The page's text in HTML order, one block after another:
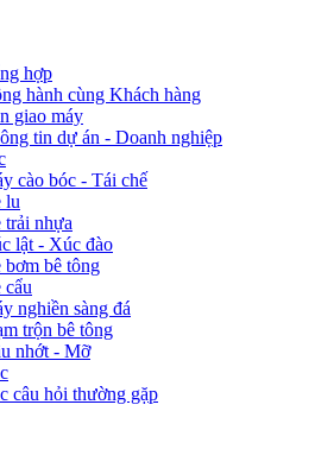
hợp
hành cùng Khách hàng
giao máy
tin dự án - Doanh nghiệp
cào bóc - Tái chế
lu
trải nhựa
lật - Xúc đào
bơm bê tông
cẩu
nghiền sàng đá
trộn bê tông
nhớt - Mỡ
câu hỏi thường gặp